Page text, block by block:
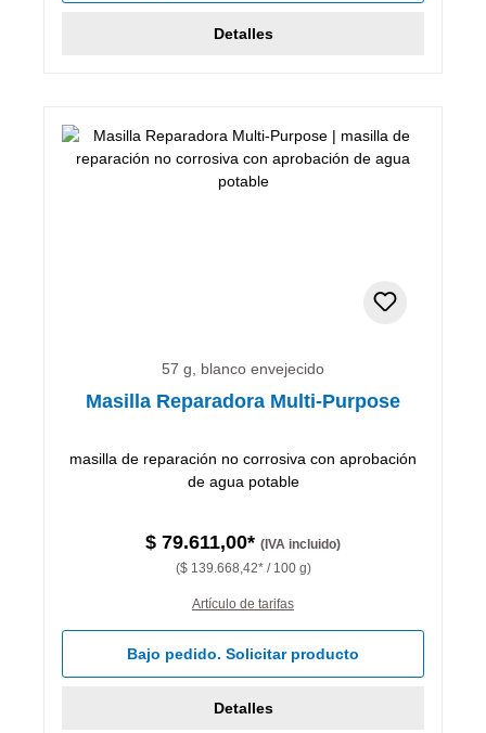
Detalles
57 g, blanco envejecido
Masilla Reparadora Multi-Purpose
masilla de reparación no corrosiva con aprobación
de agua potable
$ 79.611,00* (IVA incluido)
($ 139.668,42* / 100 g)
Artículo de tarifas
Bajo pedido. Solicitar producto
Detalles